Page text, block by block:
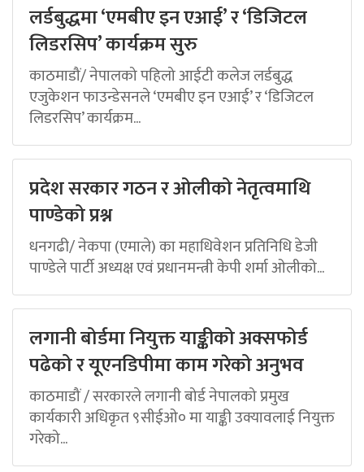
लर्डबुद्धमा ‘एमबीए इन एआई’ र ‘डिजिटल
लिडरसिप’ कार्यक्रम सुरु
काठमाडौं/ नेपालको पहिलो आईटी कलेज लर्डबुद्ध
एजुकेशन फाउन्डेसनले ‘एमबीए इन एआई’ र ‘डिजिटल
लिडरसिप’ कार्यक्रम...
प्रदेश सरकार गठन र ओलीको नेतृत्वमाथि
पाण्डेको प्रश्न
धनगढी/ नेकपा (एमाले) का महाधिवेशन प्रतिनिधि डेजी
पाण्डेले पार्टी अध्यक्ष एवं प्रधानमन्त्री केपी शर्मा ओलीको...
लगानी बोर्डमा नियुक्त याङ्कीको अक्सफोर्ड
पढेको र यूएनडिपीमा काम गरेको अनुभव
काठमाडौं / सरकारले लगानी बोर्ड नेपालको प्रमुख
कार्यकारी अधिकृत ९सीईओ० मा याङ्की उक्यावलाई नियुक्त
गरेको...